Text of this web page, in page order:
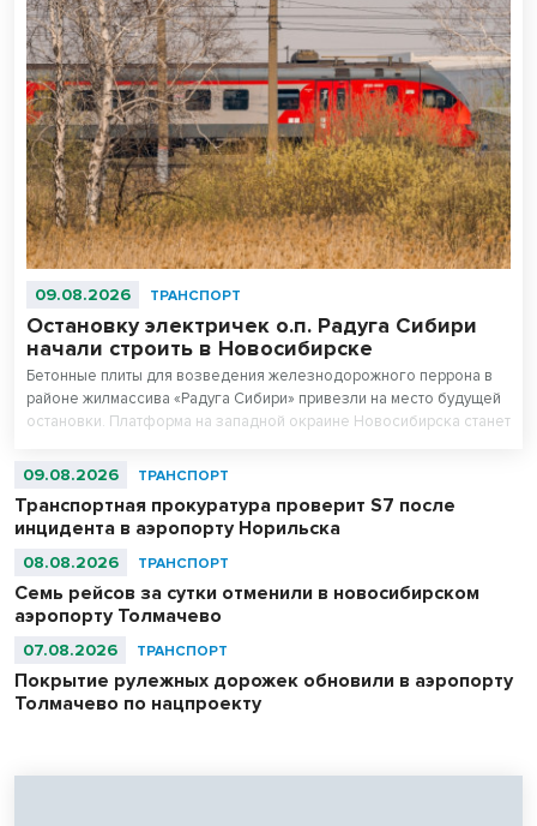
09.08.2026 ТРАНСПОРТ
Остановку электричек о.п. Радуга Сибири
начали строить в Новосибирске
Бетонные плиты для возведения железнодорожного перрона в
районе жилмассива «Радуга Сибири» привезли на место будущей
остановки. Платформа на западной окраине Новосибирска станет
09.08.2026 ТРАНСПОРТ
Транспортная прокуратура проверит S7 после
инцидента в аэропорту Норильска
08.08.2026 ТРАНСПОРТ
Семь рейсов за сутки отменили в новосибирском
аэропорту Толмачево
07.08.2026 ТРАНСПОРТ
Покрытие рулежных дорожек обновили в аэропорту
Толмачево по нацпроекту